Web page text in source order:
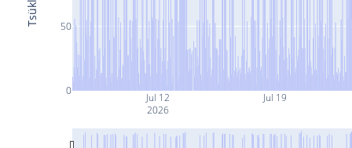
Jul 12
2026
Jul 19
0
50